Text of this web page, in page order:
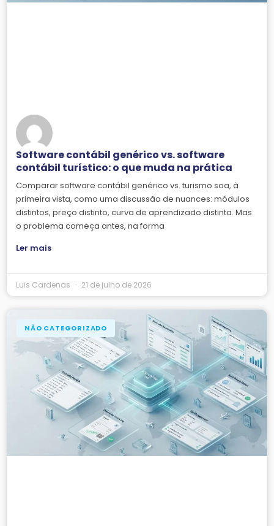
Software contábil genérico vs. software
contábil turístico: o que muda na prática
Comparar software contábil genérico vs. turismo soa, à
primeira vista, como uma discussão de nuances: módulos
distintos, preço distinto, curva de aprendizado distinta. Mas
o problema começa antes, na forma
Ler mais
Luis Cardenas 21 de julho de 2026
NÃO CATEGORIZADO